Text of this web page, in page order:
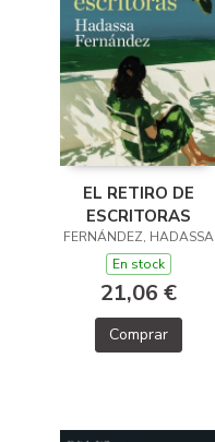
EL RETIRO DE
ESCRITORAS
FERNÁNDEZ, HADASSA
En stock
21,06 €
Comprar